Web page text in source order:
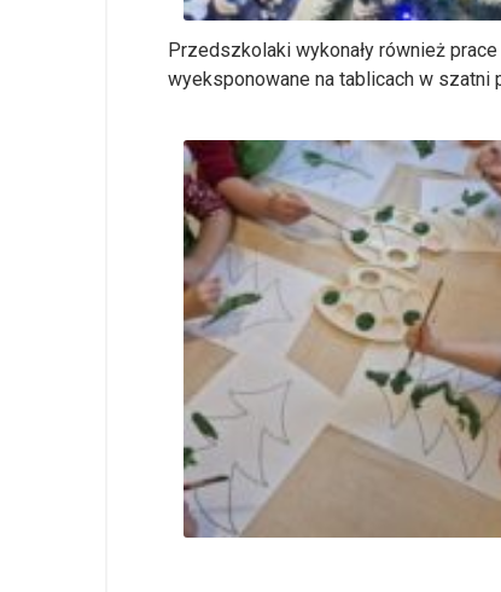
Przedszkolaki wykonały również
wyeksponowane na tablicach w